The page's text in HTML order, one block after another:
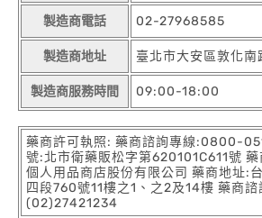
製造商電話 02-27968585
製造商地址 臺北市大安區敦化
製造商服務時間 09:00-18:00
藥商許可執照: 藥商諮詢專線:0800-
號:北市衛藥販松字第620101C611號
個人用品商店股份有限公司 藥商地址:
四段760號11樓之1、之2及14樓 藥商諮
(02)27421234